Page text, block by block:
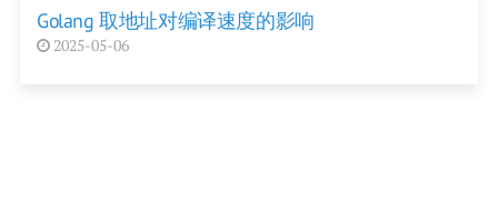
Golang 取地址对编译速度的影响
2025-05-06